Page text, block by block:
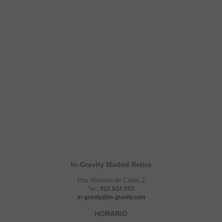
In-Gravity Madrid Retiro
Pza. Mariano de Cavia, 2
Tel.: 915 524 553
in-gravity@in-gravity.com
HORARIO